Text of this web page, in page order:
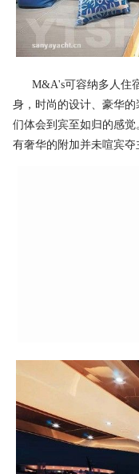
M&A's可容纳多人住宿
身，时尚的设计、豪华
们体会到宾至如归的感
有奢华的附加并未喧宾